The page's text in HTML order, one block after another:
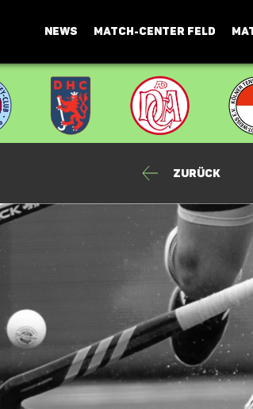
NEWS MATCH-CENTER FELD
Zurück